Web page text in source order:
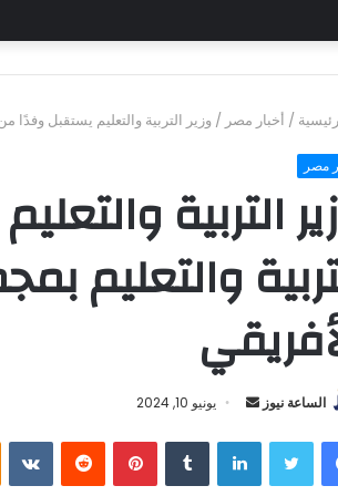
/ أخبار مصر / وزير التربية والتعليم يستقبل وفدًا
مصر
التربية
والتعليم
الساعة نيوز
أرسل
إلكترونيا
يونيو 10, 2024
فيسبوكتويتر لينكدإن بينتيريست